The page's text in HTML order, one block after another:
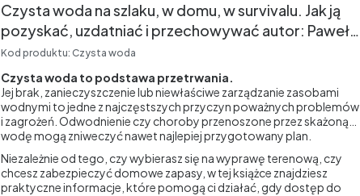
Czysta woda na szlaku, w domu, w survivalu. Jak ją
pozyskać, uzdatniać i przechowywać autor: Paweł
Frankowski
Kod produktu: Czysta woda
Czysta woda to podstawa przetrwania.
Jej brak, zanieczyszczenie lub niewłaściwe zarządzanie zasobami
wodnymi to jedne z najczęstszych przyczyn poważnych problemów
i zagrożeń. Odwodnienie czy choroby przenoszone przez skażoną
wodę mogą zniweczyć nawet najlepiej przygotowany plan.
Niezależnie od tego, czy wybierasz się na wyprawę terenową, czy
chcesz zabezpieczyć domowe zapasy, w tej książce znajdziesz
praktyczne informacje, które pomogą ci działać, gdy dostęp do